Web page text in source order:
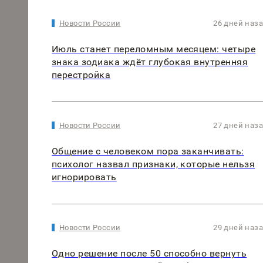
Новости России 26 дней
Июль станет переломным месяцем: четыре
знака зодиака ждёт глубокая внутренняя
перестройка
Новости России 27 дней
Общение с человеком пора заканчивать:
психолог назвал признаки, которые нельзя
игнорировать
Новости России 29 дней
Одно решение после 50 способно вернуть